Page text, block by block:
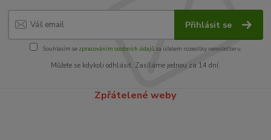
Přihlásit se
Souhlasím se zpracováním osobních údajůza účelem rozesílky newsletteru.
Můžete se kdykoli odhlásit. Zasíláme jednou za 14 dní.
Zpřátelené weby